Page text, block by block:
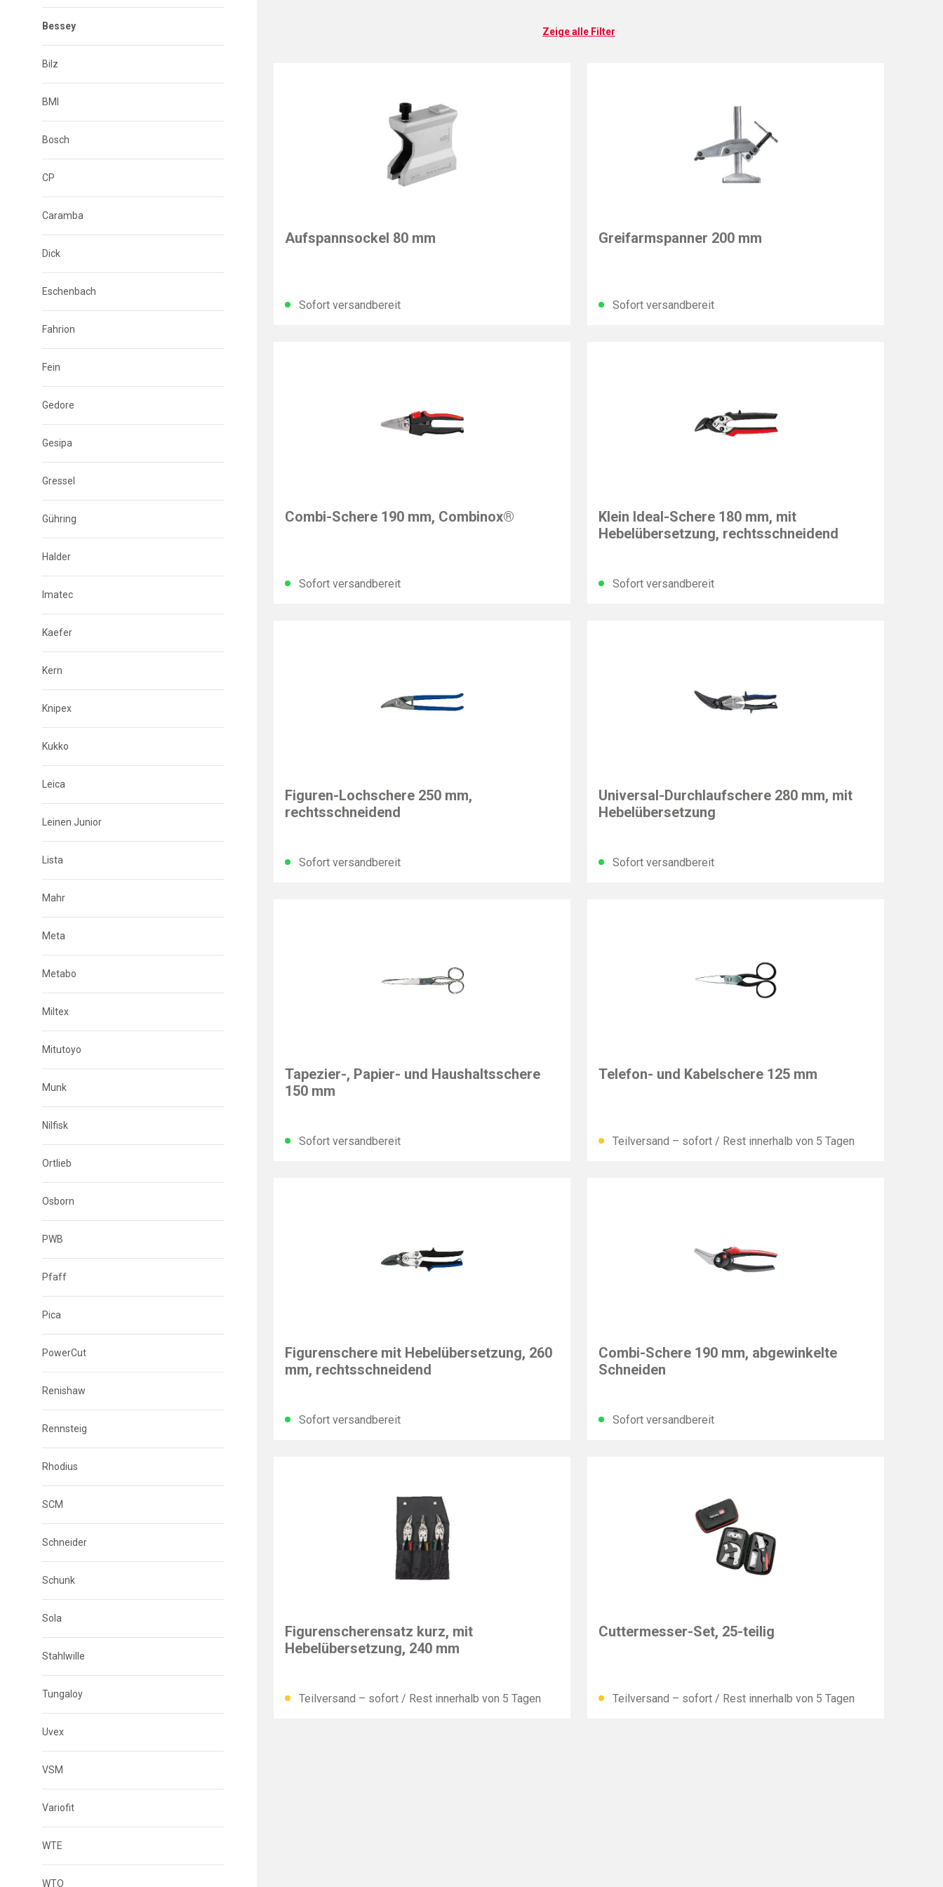
Bessey
Bilz
BMI
Bosch
CP
Caramba
Dick
Eschenbach
Fahrion
Fein
Gedore
Gesipa
Gressel
Gühring
Halder
Imatec
Kaefer
Kern
Knipex
Kukko
Leica
Leinen Junior
Lista
Mahr
Meta
Metabo
Miltex
Mitutoyo
Munk
Nilfisk
Ortlieb
Osborn
PWB
Pfaff
Pica
PowerCut
Renishaw
Rennsteig
Rhodius
SCM
Schneider
Schunk
Sola
Stahlwille
Tungaloy
Uvex
VSM
Variofit
WTE
WTO
Zeige alle Filter
Aufspannsockel 80 mm
Sofort versandbereit
Greifarmspanner 200 mm
Sofort versandbereit
Combi-Schere 190 mm, Combinox®
Sofort versandbereit
Klein Ideal-Schere 180 mm, mit
Hebelübersetzung, rechtsschneidend
Sofort versandbereit
Figuren-Lochschere 250 mm,
rechtsschneidend
Sofort versandbereit
Universal-Durchlaufschere 280 mm, mit
Hebelübersetzung
Sofort versandbereit
Tapezier-, Papier- und Haushaltsschere
150 mm
Sofort versandbereit
Telefon- und Kabelschere 125 mm
Teilversand – sofort / Rest innerhalb von 5 Tagen
Figurenschere mit Hebelübersetzung, 260
mm, rechtsschneidend
Sofort versandbereit
Combi-Schere 190 mm, abgewinkelte
Schneiden
Sofort versandbereit
Figurenscherensatz kurz, mit
Hebelübersetzung, 240 mm
Teilversand – sofort / Rest innerhalb von 5 Tagen
Cuttermesser-Set, 25-teilig
Teilversand – sofort / Rest innerhalb von 5 Tagen